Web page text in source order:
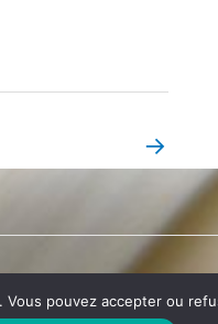
→
pouvez accepter ou